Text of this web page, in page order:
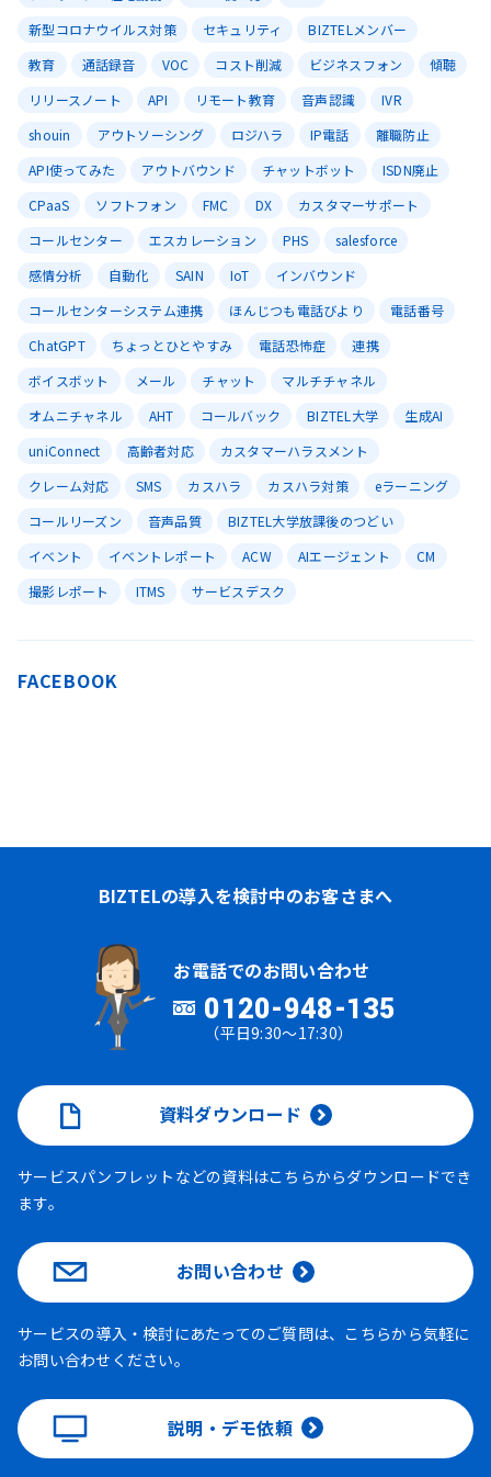
新型コロナウイルス対策
セキュリティ
BIZTELメンバー
教育
通話録音 VOC コスト削減 ビジネスフォン
傾聴
リリースノート
API リモート教育 音声認識
IVR
shouin
アウトソーシング ロジハラ IP電話
離職防止
API使ってみた
アウトバウンド チャットボット
ISDN廃止
CPaaS
ソフトフォン FMC DX
カスタマーサポート
コールセンター
エスカレーション PHS
salesforce
感情分析
自動化 SAIN IoT
インバウンド
コールセンターシステム連携
ほんじつも電話びより
電話番号
ChatGPT
ちょっとひとやすみ 電話恐怖症
連携
ボイスボット
メール チャット
マルチチャネル
オムニチャネル
AHT コールバック BIZTEL大学
生成AI
uniConnect
高齢者対応
カスタマーハラスメント
クレーム対応
SMS カスハラ カスハラ対策
eラーニング
コールリーズン
音声品質
BIZTEL大学放課後のつどい
イベント
イベントレポート ACW AIエージェント
CM
撮影レポート
ITMS サービスデスク
FACEBOOK
BIZTELの導入を検討中のお客さまへ
お電話でのお問い合わせ
0120-948-135
（平日9:30～17:30）
資料ダウンロード
サービスパンフレットなどの資料はこちらからダウンロードでき
ます。
お問い合わせ
サービスの導入・検討にあたってのご質問は、こちらから気軽に
お問い合わせください。
説明・デモ依頼